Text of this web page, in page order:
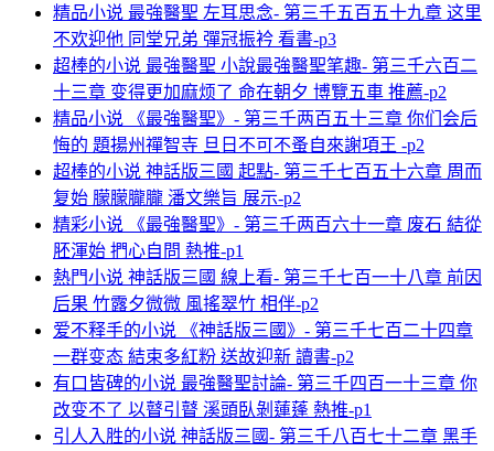
精品小说 最強醫聖 左耳思念- 第三千五百五十九章 这里
不欢迎他 同堂兄弟 彈冠振衿 看書-p3
超棒的小说 最強醫聖 小說最強醫聖笔趣- 第三千六百二
十三章 变得更加麻烦了 命在朝夕 博覽五車 推薦-p2
精品小说 《最強醫聖》- 第三千两百五十三章 你们会后
悔的 題揚州禪智寺 旦日不可不蚤自來謝項王 -p2
超棒的小说 神話版三國 起點- 第三千七百五十六章 周而
复始 朦朦朧朧 潘文樂旨 展示-p2
精彩小说 《最強醫聖》- 第三千两百六十一章 废石 結從
胚渾始 捫心自問 熱推-p1
熱門小说 神話版三國 線上看- 第三千七百一十八章 前因
后果 竹露夕微微 風搖翠竹 相伴-p2
爱不释手的小说 《神話版三國》- 第三千七百二十四章
一群变态 結束多紅粉 送故迎新 讀書-p2
有口皆碑的小说 最強醫聖討論- 第三千四百一十三章 你
改变不了 以瞽引瞽 溪頭臥剝蓮蓬 熱推-p1
引人入胜的小说 神話版三國- 第三千八百七十二章 黑手